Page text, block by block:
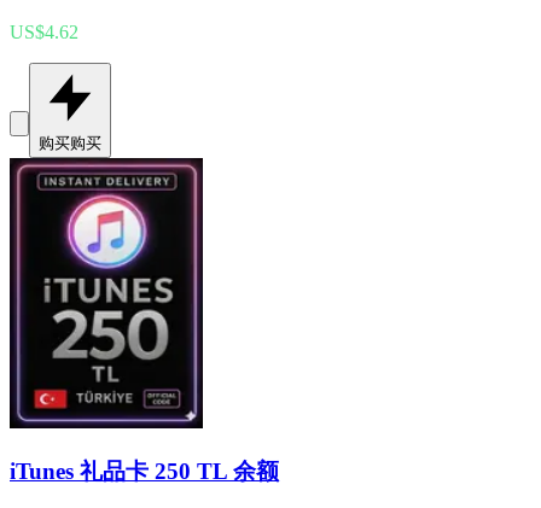
US$4.62
购买购买
iTunes 礼品卡 250 TL 余额